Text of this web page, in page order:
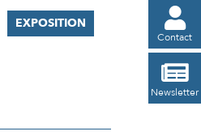

Contact

Newsletter
EXPOSITION